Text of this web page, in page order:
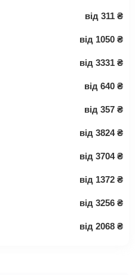
від 311 ₴
від 1050 ₴
від 3331 ₴
від 640 ₴
від 357 ₴
від 3824 ₴
від 3704 ₴
від 1372 ₴
від 3256 ₴
від 2068 ₴